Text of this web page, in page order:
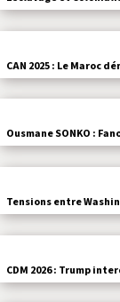
CAN 2025 : Le Maroc
Ousmane SONKO :
Tensions entre
CDM 2026 : Trump